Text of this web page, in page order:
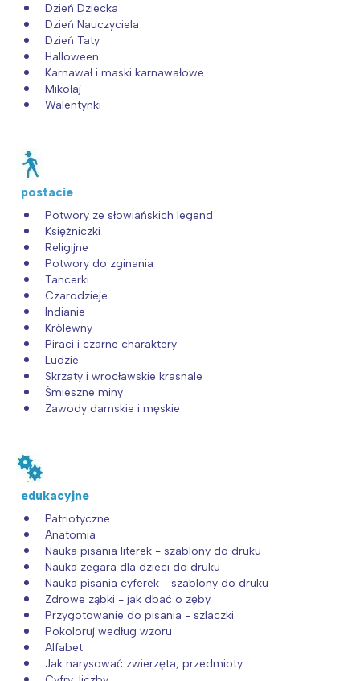
Dzień Dziecka
Dzień Nauczyciela
Dzień Taty
Halloween
Karnawał i maski karnawałowe
Mikołaj
Walentynki
postacie
Potwory ze słowiańskich legend
Księżniczki
Religijne
Potwory do zginania
Tancerki
Czarodzieje
Indianie
Królewny
Piraci i czarne charaktery
Ludzie
Skrzaty i wrocławskie krasnale
Śmieszne miny
Zawody damskie i męskie
edukacyjne
Patriotyczne
Anatomia
Nauka pisania literek - szablony do druku
Nauka zegara dla dzieci do druku
Nauka pisania cyferek - szablony do druku
Zdrowe ząbki - jak dbać o zęby
Przygotowanie do pisania - szlaczki
Pokoloruj według wzoru
Alfabet
Jak narysować zwierzęta, przedmioty